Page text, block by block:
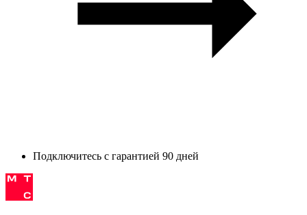
Подключитесь с гарантией 90 дней